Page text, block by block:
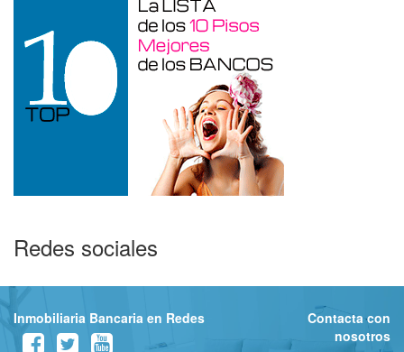
Redes sociales
Inmobiliaria Bancaria en Redes
Contacta con
nosotros